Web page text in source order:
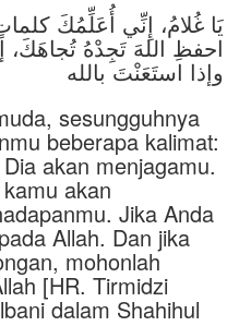
يَا غُلامُ، إِنِّي أُعَلِّمُكَ
احفظِ اللهَ تَجِدْهُ تُجاهَكَ،
وإذا استَعَنْتَ بالله
sesungguhnya
beberapa kalimat:
akan menjagamu.
akan
Jika Anda
Allah. Dan jika
mohonlah
[HR. Tirmidzi
dalam Shahihul